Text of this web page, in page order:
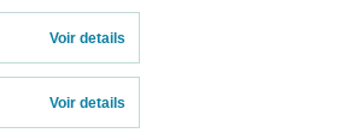
Voir details
Voir details